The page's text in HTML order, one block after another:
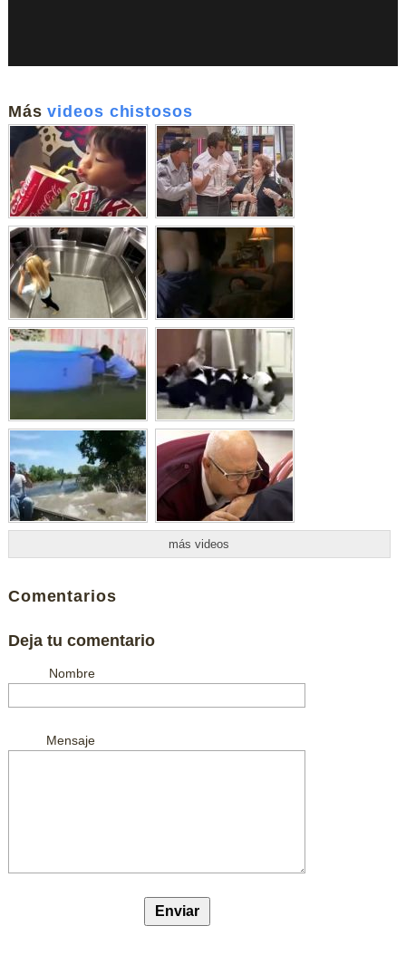
Másvideos chistosos
más videos
Comentarios
Deja tu comentario
Nombre
Mensaje